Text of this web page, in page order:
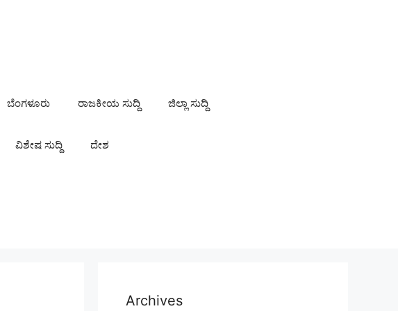
ಬೆಂಗಳೂರು ರಾಜಕೀಯ ಸುದ್ದಿ ಜಿಲ್ಲಾ ಸುದ್ದಿ
ವಿಶೇಷ ಸುದ್ದಿ ದೇಶ
Archives